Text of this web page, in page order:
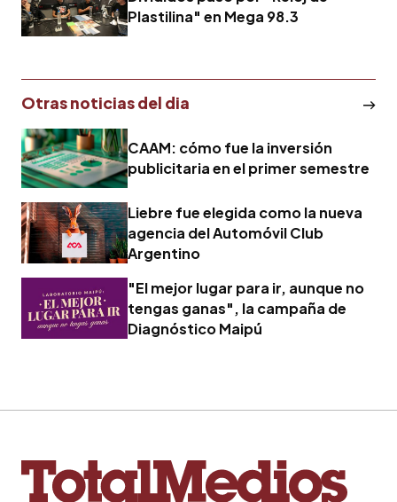
Plastilina" en Mega 98.3
Otras noticias del dia
CAAM: cómo fue la inversión
publicitaria en el primer semestre
Liebre fue elegida como la nueva
agencia del Automóvil Club
Argentino
"El mejor lugar para ir, aunque no
tengas ganas", la campaña de
Diagnóstico Maipú